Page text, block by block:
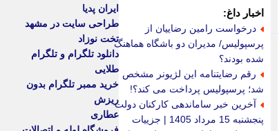
اخبار داغ:
درخواست رامین رضاییان از
پرسپولیس/ مدیران دو باشگاه هماهنگ
شده بودند؟
رقم رضایتنامه این لژیونر مشخص
شد؛ پرسپولیس پرداخت می کند؟!
آخرین خبر ساماندهی کارکنان دولت
پنجشنبه 15 مرداد 1405 | جزییات
ایران پدیا
طراحی سایت در مشهد
تخت نوزاد
دانلود تلگرام و تلگرام
طلایی
خرید ممبر تلگرام بدون
ریزش
عطاری